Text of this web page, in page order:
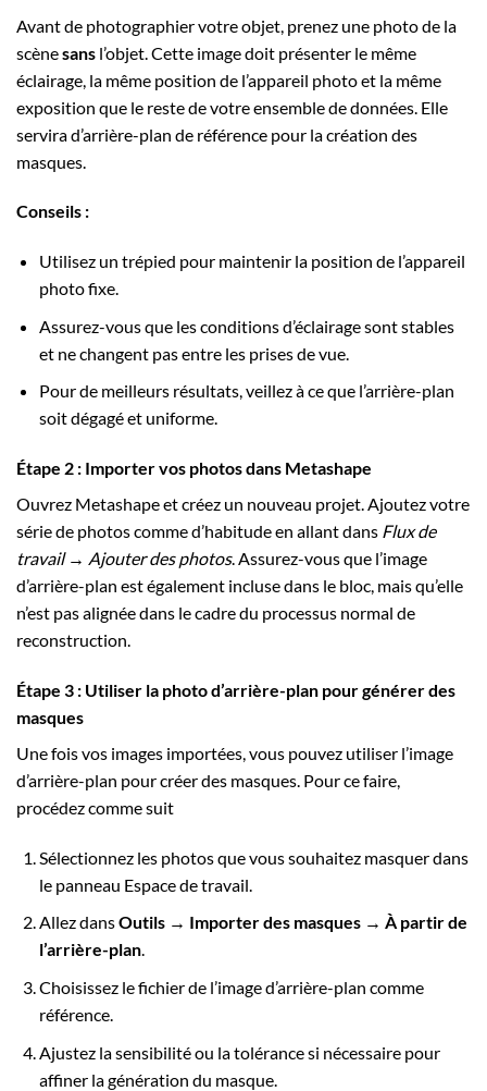
Avant de photographier votre objet, prenez une photo de la
scènesans l’objet. Cette image doit présenter le même
éclairage, la même position de l’appareil photo et la même
exposition que le reste de votre ensemble de données. Elle
servira d’arrière-plan de référence pour la création des
masques.
Conseils :
Utilisez un trépied pour maintenir la position de l’appareil
photo fixe.
Assurez-vous que les conditions d’éclairage sont stables
et ne changent pas entre les prises de vue.
Pour de meilleurs résultats, veillez à ce que l’arrière-plan
soit dégagé et uniforme.
Étape 2 : Importer vos photos dans Metashape
Ouvrez Metashape et créez un nouveau projet. Ajoutez votre
série de photos comme d’habitude en allant dans Flux de
travail → Ajouter des photos. Assurez-vous que l’image
d’arrière-plan est également incluse dans le bloc, mais qu’elle
n’est pas alignée dans le cadre du processus normal de
reconstruction.
Étape 3 : Utiliser la photo d’arrière-plan pour générer des
masques
Une fois vos images importées, vous pouvez utiliser l’image
d’arrière-plan pour créer des masques. Pour ce faire,
procédez comme suit
Sélectionnez les photos que vous souhaitez masquer dans
le panneau Espace de travail.
Allez dansOutils → Importer des masques → À partir de
l’arrière-plan.
Choisissez le fichier de l’image d’arrière-plan comme
référence.
Ajustez la sensibilité ou la tolérance si nécessaire pour
affiner la génération du masque.